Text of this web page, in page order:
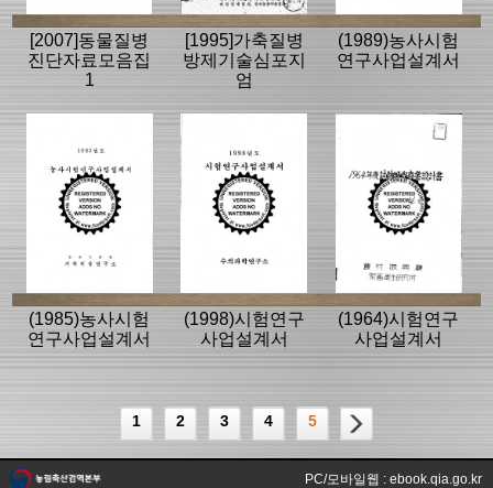
[2007]동물질병
진단자료모음집
1
[1995]가축질병
방제기술심포지
엄
(1989)농사시험
연구사업설계서
(1985)농사시험
연구사업설계서
(1998)시험연구
사업설계서
(1964)시험연구
사업설계서
1 2 3 4 5
PC/모바일웹 : ebook.qia.go.kr